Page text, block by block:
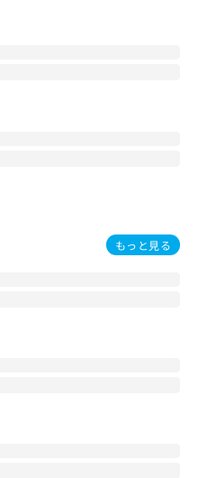
もっと見る